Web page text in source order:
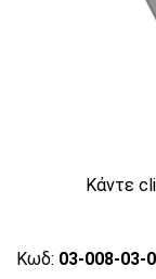
Κάντε
Κωδ: 03-008-03-